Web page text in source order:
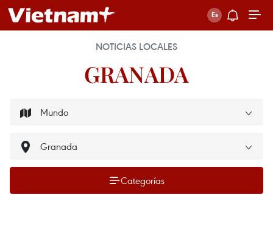
NOTICIAS LOCALES
GRANADA
Categorías